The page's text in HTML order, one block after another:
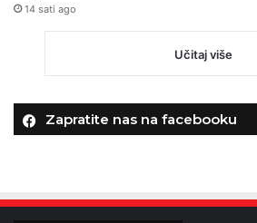
14 sati ago
Učitaj više
Zapratite nas na facebooku